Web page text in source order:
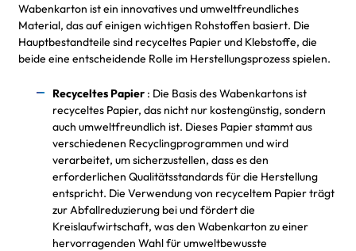
Wabenkarton ist ein innovatives und umweltfreundliches
Material, das auf einigen wichtigen Rohstoffen basiert. Die
Hauptbestandteile sind recyceltes Papier und Klebstoffe, die
beide eine entscheidende Rolle im Herstellungsprozess spielen.
Recyceltes Papier : Die Basis des Wabenkartons ist
recyceltes Papier, das nicht nur kostengünstig, sondern
auch umweltfreundlich ist. Dieses Papier stammt aus
verschiedenen Recyclingprogrammen und wird
verarbeitet, um sicherzustellen, dass es den
erforderlichen Qualitätsstandards für die Herstellung
entspricht. Die Verwendung von recyceltem Papier trägt
zur Abfallreduzierung bei und fördert die
Kreislaufwirtschaft, was den Wabenkarton zu einer
hervorragenden Wahl für umweltbewusste